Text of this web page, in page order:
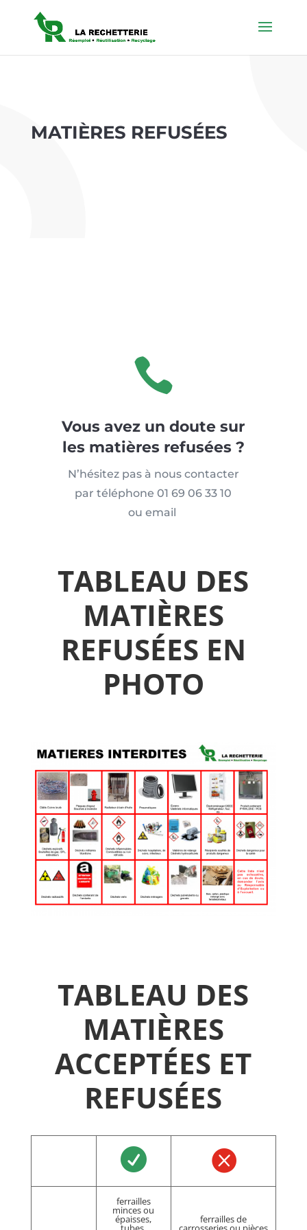
MATIÈRES REFUSÉES

Vous avez un doute sur
les matières refusées ?
N’hésitez pas à nous contacter
par téléphone01 69 06 33 10
ou email
TABLEAU DES
MATIÈRES
REFUSÉES EN
PHOTO
TABLEAU DES
MATIÈRES
ACCEPTÉES ET
REFUSÉES
 
ferrailles
minces ou
épaisses, ferrailles de